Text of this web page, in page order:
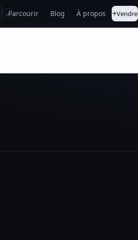
↵Parcourir Blog À propos +Vendre